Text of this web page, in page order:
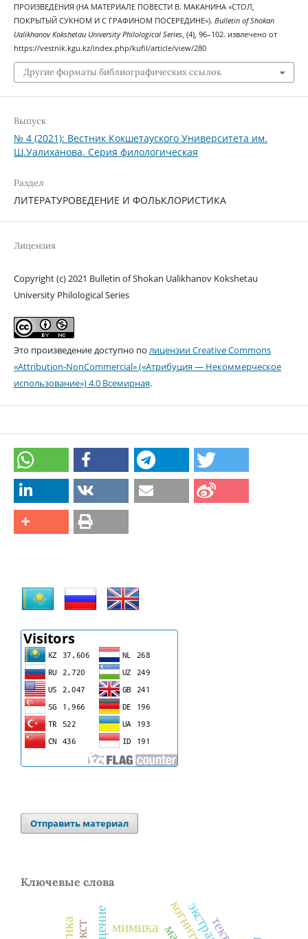
ПРОИЗВЕДЕНИЯ (НА МАТЕРИАЛЕ ПОВЕСТИ В. МАКАНИНА «СТОЛ,
ПОКРЫТЫЙ СУКНОМ И С ГРАФИНОМ ПОСЕРЕДИНЕ»). Bulletin of Shokan
Ualikhanov Kokshetau University Philological Series, (4), 96–102. извлечено от
https://vestnik.kgu.kz/index.php/kufil/article/view/280
Другие форматы библиографических ссылок
Выпуск
№ 4 (2021): Вестник Кокшетауского Университета им.
Ш.Уалиханова. Серия филологическая
Раздел
ЛИТЕРАТУРОВЕДЕНИЕ И ФОЛЬКЛОРИСТИКА
Лицензия
Copyright (c) 2021 Bulletin of Shokan Ualikhanov Kokshetau
University Philological Series
Это произведение доступно по лицензии Creative Commons
«Attribution-NonCommercial» («Атрибуция — Некоммерческое
использование») 4.0 Всемирная.
Отправить материал
Ключевые слова
мимика